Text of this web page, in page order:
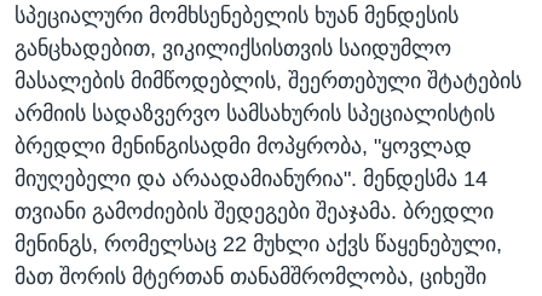
ᲙᲣᲚᲢᲣᲠᲐ
ᲒᲐᲚᲘᲚᲔᲝ
ᲓᲔᲖᲘᲜᲤᲝᲠᲛᲐᲪᲘᲐ
ენები
სპეციალური მომხსენებელის ხუან მენდესის
განცხადებით, ვიკილიქსისთვის საიდუმლო
მასალების მიმწოდებლის, შეერთებული შტატების
არმიის სადაზვერვო სამსახურის სპეციალისტის
ბრედლი მენინგისადმი მოპყრობა, "ყოვლად
მიუღებელი და არაადამიანურია". მენდესმა 14
თვიანი გამოძიების შედეგები შეაჯამა. ბრედლი
მენინგს, რომელსაც 22 მუხლი აქვს წაყენებული,
მათ შორის მტერთან თანამშრომლობა, ციხეში